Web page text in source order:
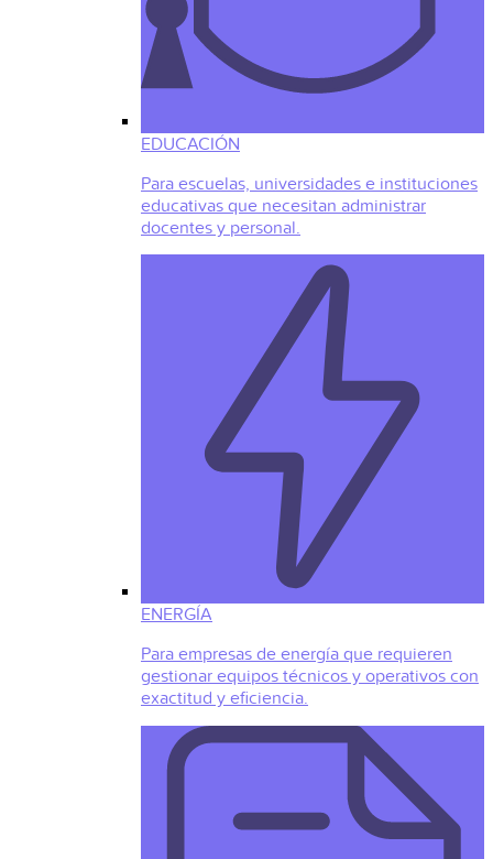
EDUCACIÓN
Para escuelas, universidades e instituciones
educativas que necesitan administrar
docentes y personal.
ENERGÍA
Para empresas de energía que requieren
gestionar equipos técnicos y operativos con
exactitud y eficiencia.